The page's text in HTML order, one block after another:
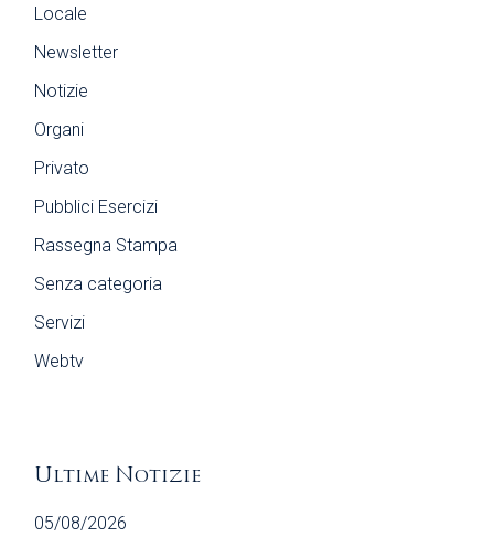
Locale
Newsletter
Notizie
Organi
Privato
Pubblici Esercizi
Rassegna Stampa
Senza categoria
Servizi
Webtv
Ultime Notizie
05/08/2026